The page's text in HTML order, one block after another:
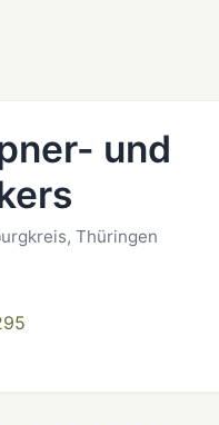
und
Thüringen